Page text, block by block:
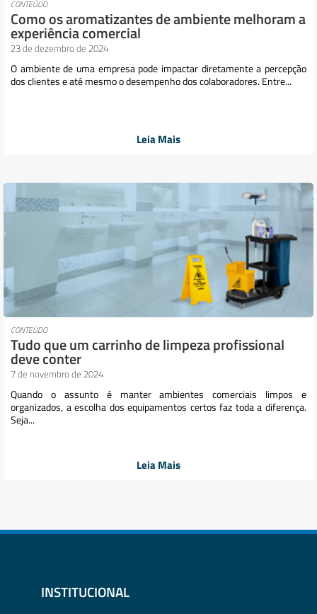
CONTEÚDO
Como os aromatizantes de ambiente melhoram a
experiência comercial
23 de dezembro de 2024
O ambiente de uma empresa pode impactar diretamente a percepção
dos clientes e até mesmo o desempenho dos colaboradores. Entre...
Leia Mais
CONTEÚDO
Tudo que um carrinho de limpeza profissional
deve conter
7 de novembro de 2024
Quando o assunto é manter ambientes comerciais limpos e
organizados, a escolha dos equipamentos certos faz toda a diferença.
Seja...
Leia Mais
INSTITUCIONAL